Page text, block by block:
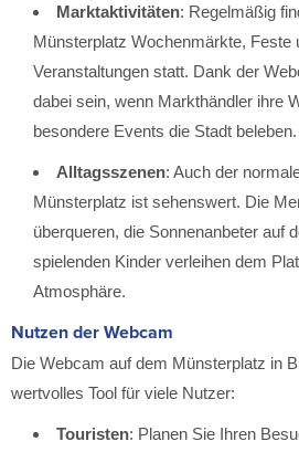
Marktaktivitäten: Regelmäßig
Münsterplatz Wochenmärkte, Feste
Veranstaltungen statt. Dank der
dabei sein, wenn Markthändler ihre
besondere Events die Stadt beleben.
Alltagsszenen: Auch der
Münsterplatz ist sehenswert. Die
überqueren, die Sonnenanbeter auf
spielenden Kinder verleihen dem
Atmosphäre.
Nutzen der Webcam
Die Webcam auf dem Münsterplatz in
wertvolles Tool für viele Nutzer:
Touristen: Planen Sie Ihren